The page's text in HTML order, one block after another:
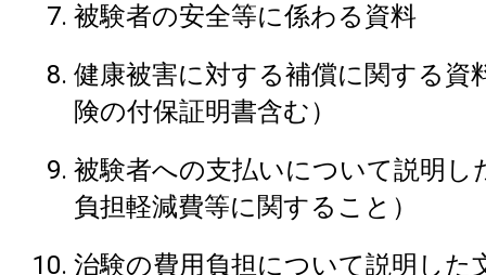
被験者の安全等に係わる資料
健康被害に対する補償に関する資
険の付保証明書含む）
被験者への支払いについて説明し
負担軽減費等に関すること）
治験の費用負担について説明した